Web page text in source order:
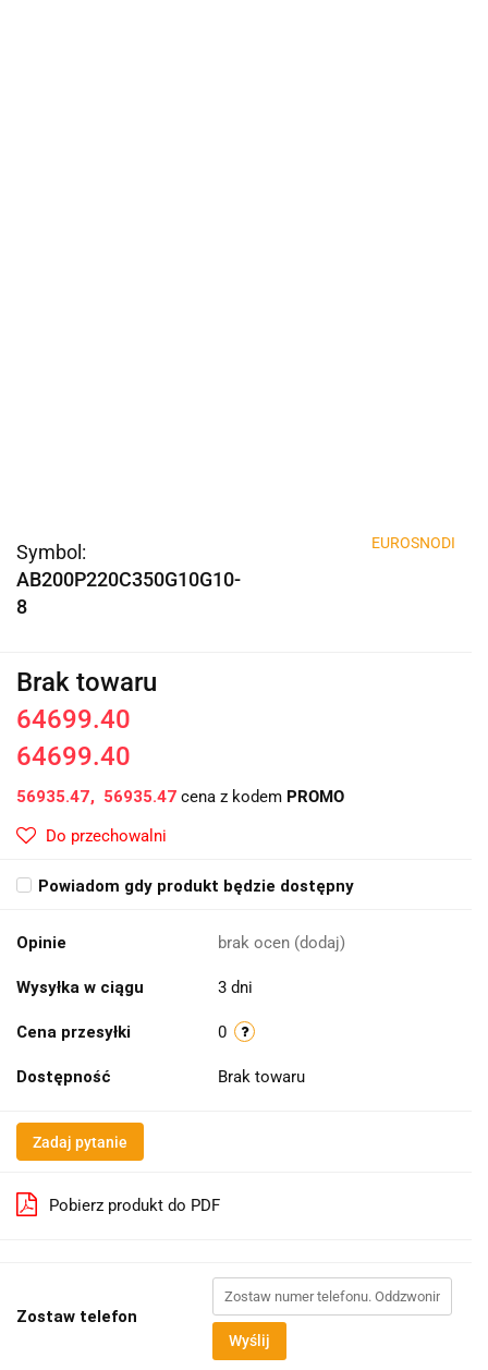
Symbol:
AB200P220C350G10G10-
8
EUROSNODI
Brak towaru
64699.40
64699.40
56935.47 56935.47 cena z kodem PROMO
Do przechowalni
Powiadom gdy produkt będzie dostępny
Opinie brak ocen (dodaj)
Wysyłka w ciągu 3 dni
Cena przesyłki 0
Dostępność Brak towaru
Zadaj pytanie
Pobierz produkt do PDF
Zostaw telefon
Wyślij